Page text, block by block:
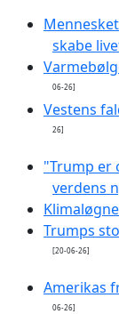
skabe
06-26]
Vestens
26]
"Trump er
verdens
Trumps
[20-06-26]
Amerikas
06-26]